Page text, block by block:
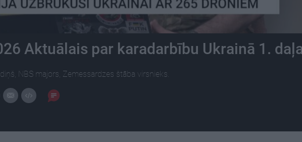
Aktuālais par karadarbību Ukrainā 1.
NBS majors, Zemessardzes štāba virsnieks.